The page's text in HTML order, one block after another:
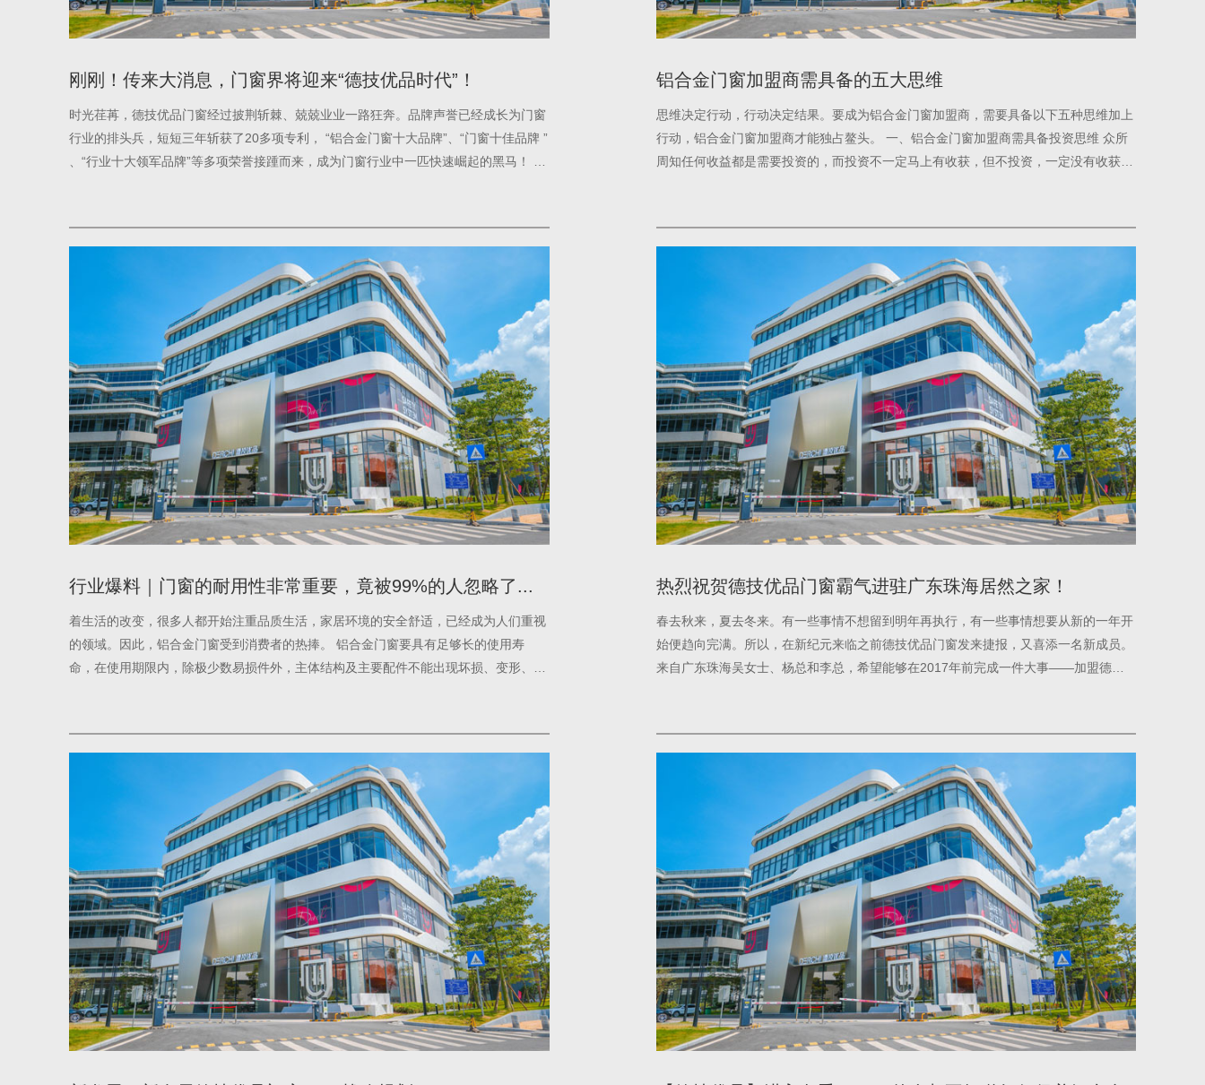
刚刚！传来大消息，门窗界将迎来“德技优品时代”！
时光荏苒，德技优品门窗经过披荆斩棘、兢兢业业一路狂奔。品牌声誉已经成长为门窗
行业的排头兵，短短三年斩获了20多项专利， “铝合金门窗十大品牌”、“门窗十佳品牌 ”
、“行业十大领军品牌”等多项荣誉接踵而来，成为门窗行业中一匹快速崛起的黑马！ 为
铝合金门窗加盟商需具备的五大思维
思维决定行动，行动决定结果。要成为铝合金门窗加盟商，需要具备以下五种思维加上
行动，铝合金门窗加盟商才能独占鳌头。 一、铝合金门窗加盟商需具备投资思维 众所
周知任何收益都是需要投资的，而投资不一定马上有收获，但不投资，一定没有收获。
行业爆料｜门窗的耐用性非常重要，竟被99%的人忽略了...
着生活的改变，很多人都开始注重品质生活，家居环境的安全舒适，已经成为人们重视
的领域。因此，铝合金门窗受到消费者的热捧。 铝合金门窗要具有足够长的使用寿
命，在使用期限内，除极少数易损件外，主体结构及主要配件不能出现坏损、变形、腐
热烈祝贺德技优品门窗霸气进驻广东珠海居然之家！
春去秋来，夏去冬来。有一些事情不想留到明年再执行，有一些事情想要从新的一年开
始便趋向完满。所以，在新纪元来临之前德技优品门窗发来捷报，又喜添一名新成员。
来自广东珠海吴女士、杨总和李总，希望能够在2017年前完成一件大事——加盟德技